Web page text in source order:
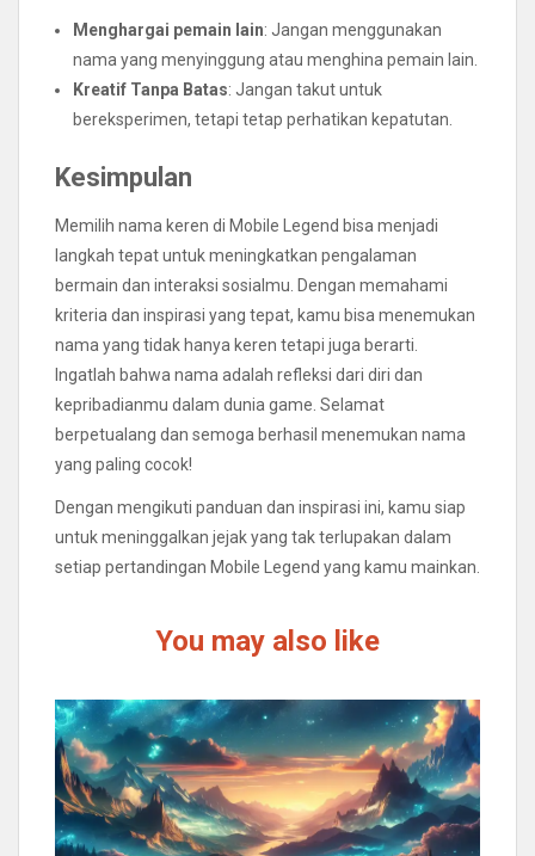
Menghargai pemain lain: Jangan menggunakan
nama yang menyinggung atau menghina pemain lain.
Kreatif Tanpa Batas: Jangan takut untuk
bereksperimen, tetapi tetap perhatikan kepatutan.
Kesimpulan
Memilih nama keren di Mobile Legend bisa menjadi
langkah tepat untuk meningkatkan pengalaman
bermain dan interaksi sosialmu. Dengan memahami
kriteria dan inspirasi yang tepat, kamu bisa menemukan
nama yang tidak hanya keren tetapi juga berarti.
Ingatlah bahwa nama adalah refleksi dari diri dan
kepribadianmu dalam dunia game. Selamat
berpetualang dan semoga berhasil menemukan nama
yang paling cocok!
Dengan mengikuti panduan dan inspirasi ini, kamu siap
untuk meninggalkan jejak yang tak terlupakan dalam
setiap pertandingan Mobile Legend yang kamu mainkan.
You may also like